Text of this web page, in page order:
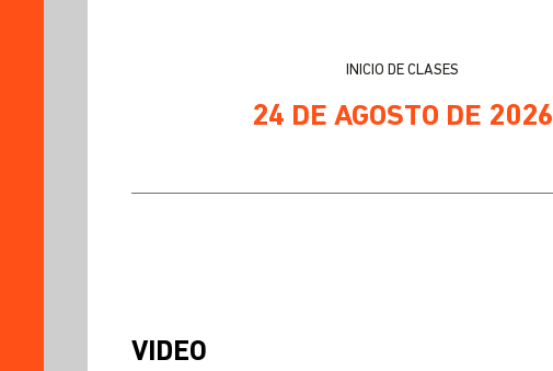
DOCENTE
INICIO DE CLASES
24 DE AGOSTO DE 2026
VIDEO